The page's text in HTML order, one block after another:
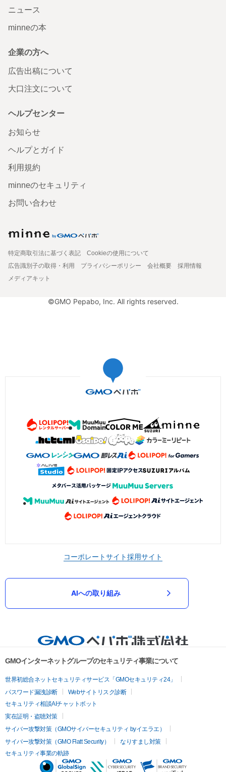
ニュース
minneの本
企業の方へ
広告出稿について
大口注文について
ヘルプセンター
お知らせ
ヘルプとガイド
利用規約
minneのセキュリティ
お問い合わせ
特定商取引法に基づく表記
Cookieの使用について
広告識別子の取得・利用
プライバシーポリシー 会社概要
採用情報
メディアキット
©GMO Pepabo, Inc. All rights reserved.
コーポレートサイト採用サイト
AIへの取り組み
GMOインターネットグループのセキュリティ事業について
世界初総合ネットセキュリティサービス「GMOセキュリティ24」
パスワード漏洩診断
Webサイトリスク診断
セキュリティ相談AIチャットボット
実在証明・盗聴対策
サイバー攻撃対策（GMOサイバーセキュリティ byイエラエ）
サイバー攻撃対策（GMO Flatt Security）
なりすまし対策
セキュリティ事業の軌跡